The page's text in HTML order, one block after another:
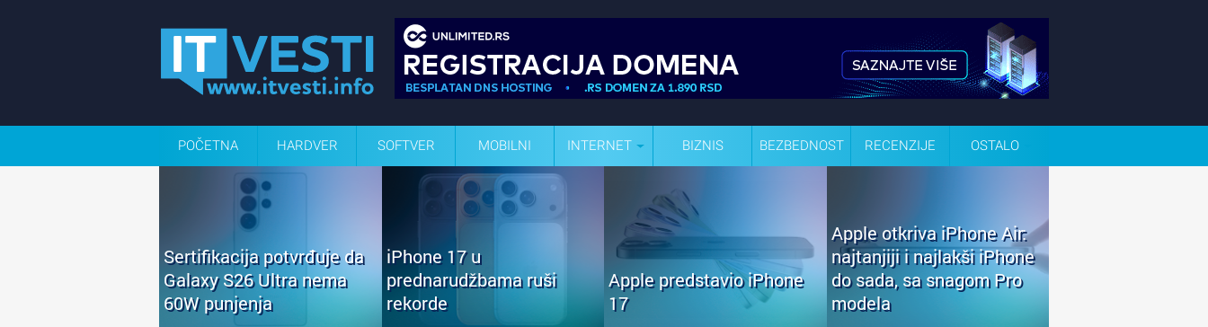
POČETNA HARDVER SOFTVER MOBILNI INTERNET BIZNIS BEZBEDNOST RECENZIJE OSTALO
Sertifikacija potvrđuje da
Galaxy S26 Ultra nema
60W punjenja
iPhone 17 u
prednarudžbama ruši
rekorde
Apple predstavio iPhone
17
Apple otkriva iPhone Air:
najtanjiji i najlakši iPhone
do sada, sa snagom Pro
modela